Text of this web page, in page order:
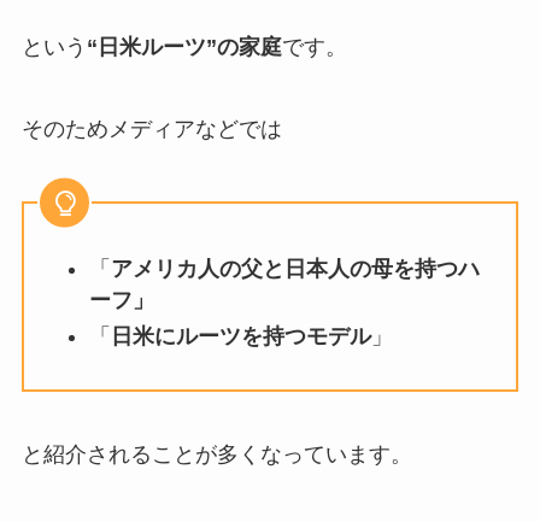
という “日米ルーツ”の家庭です。
そのためメディアなどでは
「 アメリカ人の父と日本人の母を持つハ
ーフ」
「 日米にルーツを持つモデル」
と紹介されることが多くなっています。